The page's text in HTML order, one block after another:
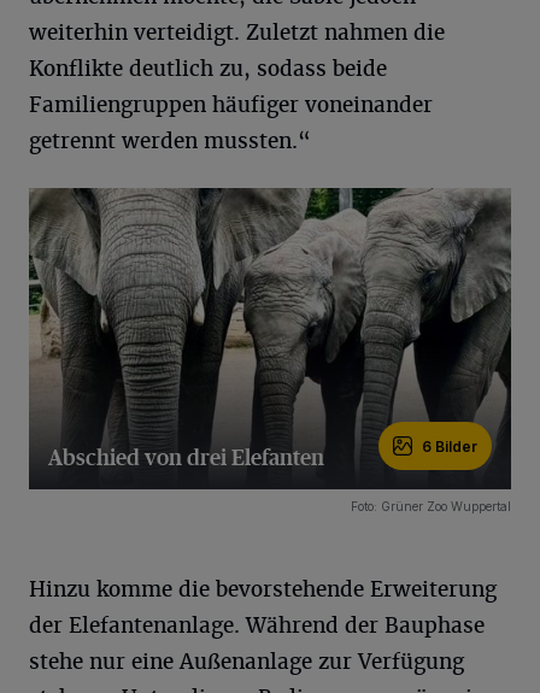
weiterhin verteidigt. Zuletzt nahmen die
Konflikte deutlich zu, sodass beide
Familiengruppen häufiger voneinander
getrennt werden mussten.“
Abschied von drei Elefanten 6 Bilder
Foto: Grüner Zoo Wuppertal
Hinzu komme die bevorstehende Erweiterung
der Elefantenanlage. Während der Bauphase
stehe nur eine Außenanlage zur Verfügung